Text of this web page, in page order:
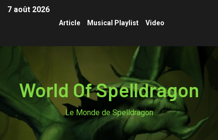
7 août 2026
Article Musical Playlist Video
World Of Spelldragon
Le Monde de Spelldragon